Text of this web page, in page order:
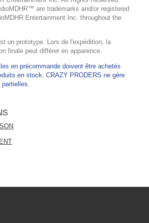
are trademarks and/or registered
Entertainment Inc. throughout the
un prototype. Lors de l'expédition, la
finale peut différer en apparence.
en précommande doivent être achetés
en stock. CRAZY PRODERS ne gère